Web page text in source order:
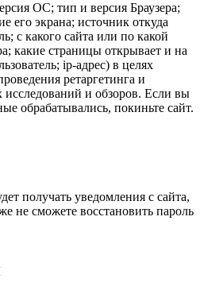
ОС; тип и версия Браузера;
его экрана; источник откуда
с какого сайта или по какой
какие страницы открывает и на
ip-адрес) в целях
ретаргетинга и
исследований и обзоров. Если вы
обрабатывались, покиньте сайт.
получать уведомления с сайта,
не сможете восстановить пароль